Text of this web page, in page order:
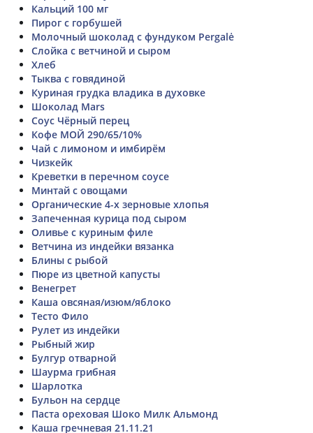
Кальций 100 мг
Пирог с горбушей
Молочный шоколад с фундуком Pergalė
Слойка с ветчиной и сыром
Хлеб
Тыква с говядиной
Куриная грудка владика в духовке
Шоколад Mars
Соус Чёрный перец
Кофе МОЙ 290/65/10%
Чай с лимоном и имбирём
Чизкейк
Креветки в перечном соусе
Минтай с овощами
Органические 4-х зерновые хлопья
Запеченная курица под сыром
Оливье с куриным филе
Ветчина из индейки вязанка
Блины с рыбой
Пюре из цветной капусты
Венегрет
Каша овсяная/изюм/яблоко
Тесто Фило
Рулет из индейки
Рыбный жир
Булгур отварной
Шаурма грибная
Шарлотка
Бульон на сердце
Паста ореховая Шоко Милк Альмонд
Каша гречневая 21.11.21